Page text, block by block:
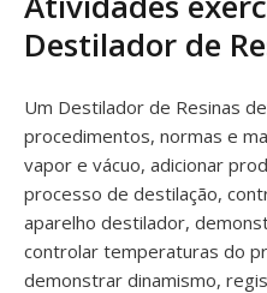
Destilador de
Um Destilador de Resinas
procedimentos, normas e
vapor e vácuo, adicionar
processo de destilação,
aparelho destilador,
controlar temperaturas do
demonstrar dinamismo,